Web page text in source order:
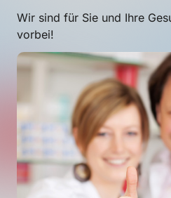
Wir sind für Sie und Ihre
vorbei!